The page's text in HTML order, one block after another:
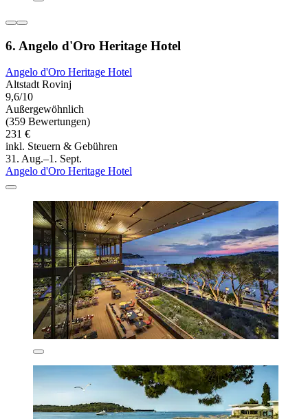
6. Angelo d'Oro Heritage Hotel
Angelo d'Oro Heritage Hotel
Altstadt Rovinj
9,6/10
Außergewöhnlich
(359 Bewertungen)
231 €
inkl. Steuern & Gebühren
31. Aug.–1. Sept.
Angelo d'Oro Heritage Hotel